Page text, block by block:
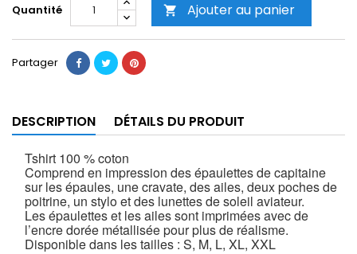
Quantité  Ajouter au panier
Partager
DESCRIPTION
DÉTAILS DU PRODUIT
Tshirt 100 % coton
Comprend en impression des épaulettes de capitaine
sur les épaules, une cravate, des ailes, deux poches de
poitrine, un stylo et des lunettes de soleil aviateur.
Les épaulettes et les ailes sont imprimées avec de
l’encre dorée métallisée pour plus de réalisme.
Disponible dans les tailles : S, M, L, XL, XXL